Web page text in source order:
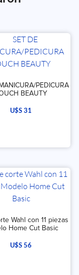
PEDICURA
BEAUTY
U$S31
Wahl con 11 piezas
Home Cut Basic
U$S56